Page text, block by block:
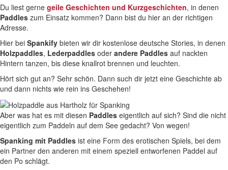
Du liest gerne geile Geschichten und Kurzgeschichten, in denen
Paddles zum Einsatz kommen? Dann bist du hier an der richtigen
Adresse.
Hier bei Spankify bieten wir dir kostenlose deutsche Stories, in denen
Holzpaddles, Lederpaddles oder andere Paddles auf nackten
Hintern tanzen, bis diese knallrot brennen und leuchten.
Hört sich gut an? Sehr schön. Dann such dir jetzt eine Geschichte ab
und dann nichts wie rein ins Geschehen!
Aber was hat es mit diesen Paddles eigentlich auf sich? Sind die nicht
eigentlich zum Paddeln auf dem See gedacht? Von wegen!
Spanking mit Paddles ist eine Form des erotischen Spiels, bei dem
ein Partner den anderen mit einem speziell entworfenen Paddel auf
den Po schlägt.